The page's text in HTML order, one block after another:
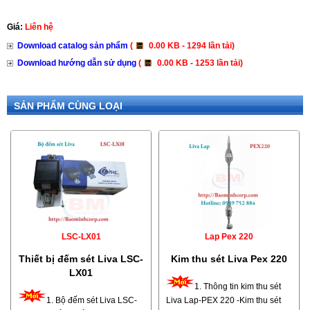
Giá: Liên hệ
Download catalog sản phẩm (
0.00 KB - 1294 lần tải)
Download hướng dẫn sử dụng ( 0.00 KB - 1253 lần tải)
SẢN PHẨM CÙNG LOẠI
LSC-LX01
Thiết bị đếm sét Liva LSC-
LX01
1. Bộ đếm sét Liva LSC-
Lap Pex 220
Kim thu sét Liva Pex 220
1. Thông tin kim thu sét
Liva Lap-PEX 220 -Kim thu sét